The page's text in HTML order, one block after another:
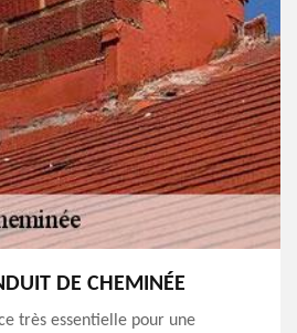
DE CHEMINÉE
très essentielle pour une